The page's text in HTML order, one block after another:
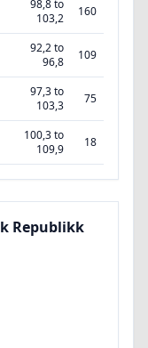
98,8 to
103,2
160
92,2 to
96,8
109
97,3 to
103,3
75
100,3 to
109,9
18
Republikk